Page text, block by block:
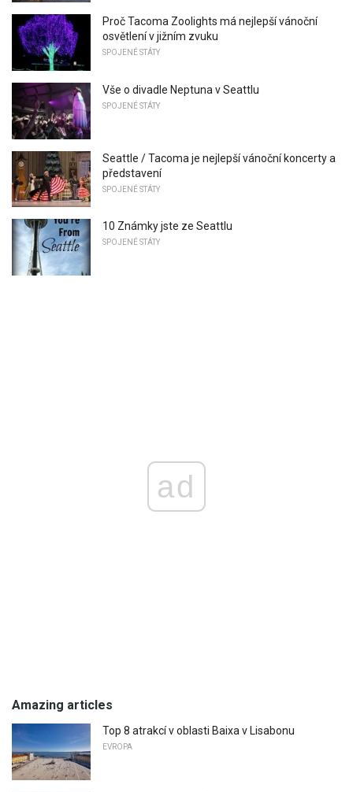
Proč Tacoma Zoolights má nejlepší vánoční
osvětlení v jižním zvuku
SPOJENÉ STÁTY
Vše o divadle Neptuna v Seattlu
SPOJENÉ STÁTY
Seattle / Tacoma je nejlepší vánoční koncerty a
představení
SPOJENÉ STÁTY
10 Známky jste ze Seattlu
SPOJENÉ STÁTY
ad
Amazing articles
Top 8 atrakcí v oblasti Baixa v Lisabonu
EVROPA